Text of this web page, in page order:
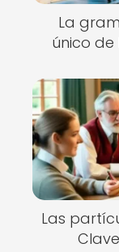
La
único
Las